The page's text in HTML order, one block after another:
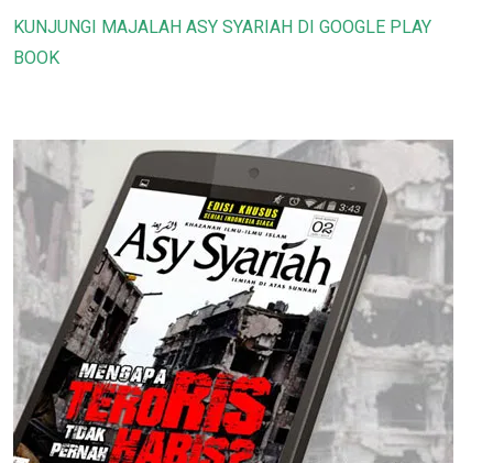
KUNJUNGI MAJALAH ASY SYARIAH DI GOOGLE PLAY
BOOK